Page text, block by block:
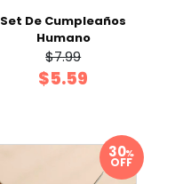
Set De Cumpleaños
Humano
$7.99
$5.59
%
OFF